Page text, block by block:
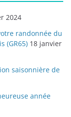
2024
randonnée du
(GR65) 18 janvier
saisonnière de
année